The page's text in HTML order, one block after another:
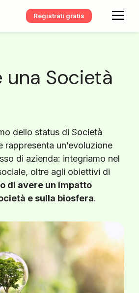
Registrati gratis
una Società
dello status di Società
rappresenta un’evoluzione
di azienda: integriamo nel
oltre agli obiettivi di
di avere un impatto
e sulla biosfera.